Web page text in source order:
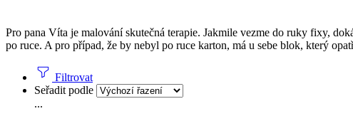
Pro pana Víta je malování skutečná terapie. Jakmile vezme do ruky fixy,
po ruce. A pro případ, že by nebyl po ruce karton, má u sebe blok, který
Filtrovat
Seřadit podle
...